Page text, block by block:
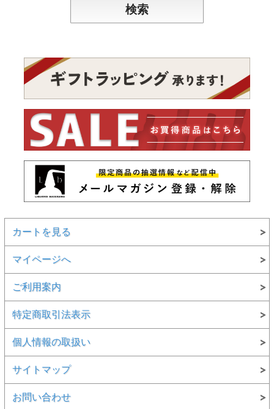
カートを見る
マイページへ
ご利用案内
特定商取引法表示
個人情報の取扱い
サイトマップ
お問い合わせ